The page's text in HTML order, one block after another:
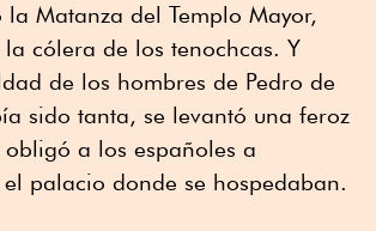
Matanza del Templo Mayor,
cólera de los tenochcas. Y
de los hombres de Pedro de
sido tanta, se levantó una feroz
a los españoles a
palacio donde se hospedaban.